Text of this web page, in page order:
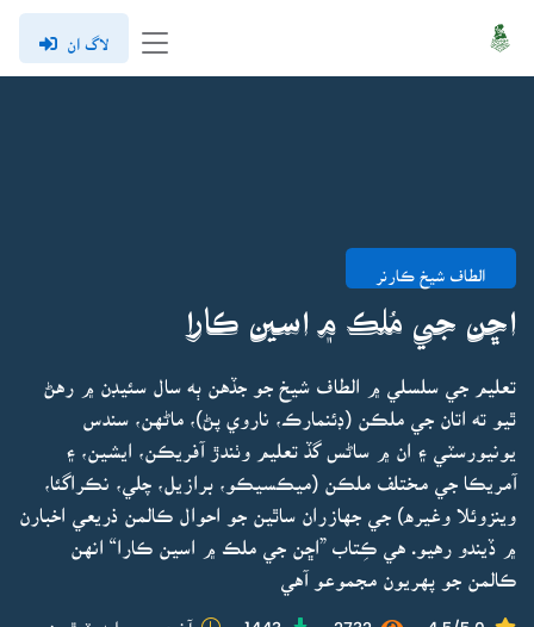
لاگ ان
الطاف شيخ ڪارنر
اڇن جي مُلڪ ۾ اسين ڪارا
تعليم جي سلسلي ۾ الطاف شيخ جو جڏهن ٻه سال سئيڊن ۾ رهڻ
ٿيو ته اتان جي ملڪن (ڊئنمارڪ، ناروي پڻ)، ماڻهن، سندس
يونيورسٽي ۽ ان ۾ ساڻس گڏ تعليم وٺندڙ آفريڪن، ايشين، ۽
آمريڪا جي مختلف ملڪن (ميڪسيڪو، برازيل، چلي، نڪراگئا،
وينزوئلا وغيره) جي جهازران ساٿين جو احوال ڪالمن ذريعي اخبارن
۾ ڏيندو رهيو. هي ڪِتاب ”اڇن جي ملڪ ۾ اسين ڪارا“ انهن
ڪالمن جو پهريون مجموعو آهي
4.5/5.0
2732
1443 آخري ڀيرو اپڊيٽ ٿيو: